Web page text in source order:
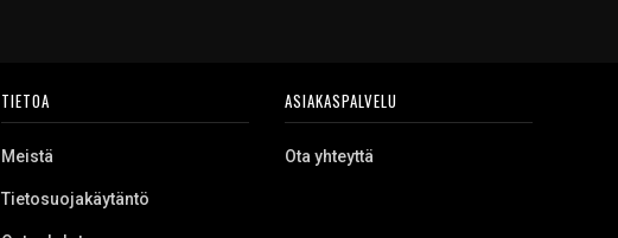
TIETOA
Meistä
Tietosuojakäytäntö
ASIAKASPALVELU
Ota yhteyttä